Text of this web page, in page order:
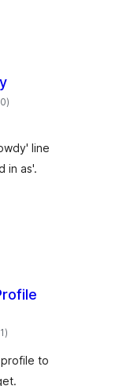
एकूण
मूल्यांकन
)
line
in as'.
एकूण
मूल्यांकन
)
to